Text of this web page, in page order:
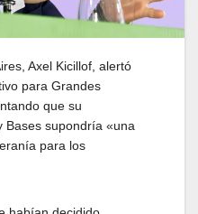
Axel Kicillof, alertó
para Grandes
que su
Bases supondría «una
para los